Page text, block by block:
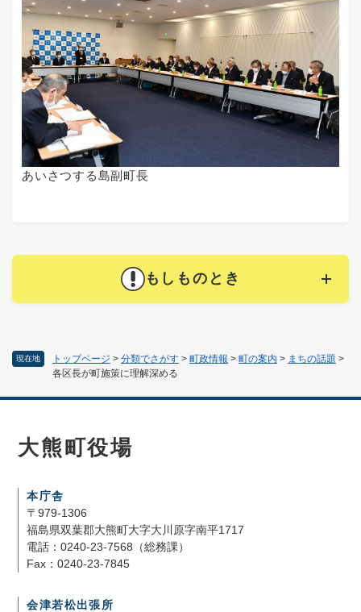
現在地 トップページ > 分類でさがす > 町政情報 > 町の案内 > まちの話題 >
各区長が町施策に理解深める
あいさつする島副町長
もしものとき
大熊町役場
本庁舎
〒979-1306
福島県双葉郡大熊町大字大川原字南平1717
電話：0240-23-7568（総務課）
Fax：0240-23-7845
会津若松出張所